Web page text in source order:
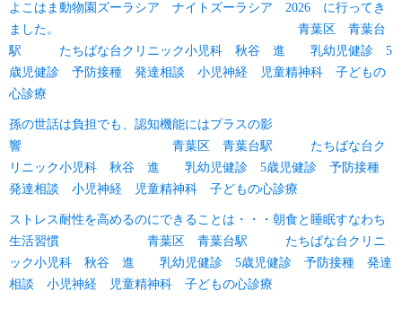
よこはま動物園ズーラシア ナイトズーラシア 2026 に行ってき
ました。 青葉区 青葉台
駅 たちばな台クリニック小児科 秋谷 進 乳幼児健診 5
歳児健診 予防接種 発達相談 小児神経 児童精神科 子どもの
心診療
孫の世話は負担でも、認知機能にはプラスの影
響 青葉区 青葉台駅 たちばな台ク
リニック小児科 秋谷 進 乳幼児健診 5歳児健診 予防接種
発達相談 小児神経 児童精神科 子どもの心診療
ストレス耐性を高めるのにできることは・・・朝食と睡眠すなわち
生活習慣 青葉区 青葉台駅 たちばな台クリニ
ック小児科 秋谷 進 乳幼児健診 5歳児健診 予防接種 発達
相談 小児神経 児童精神科 子どもの心診療